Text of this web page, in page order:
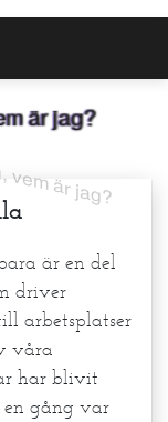
är jag?
är en del
driver
arbetsplatser
våra
har blivit
en gång var